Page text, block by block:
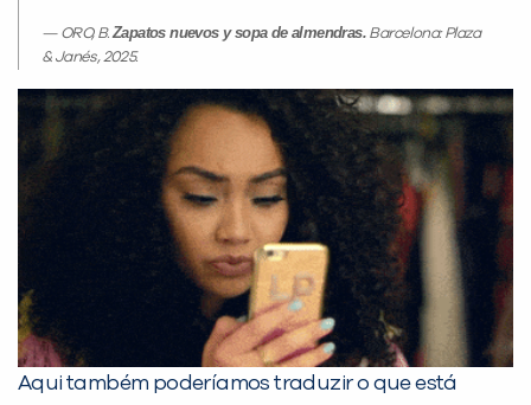
ORO, B.Zapatos nuevos y sopa de almendras. Barcelona: Plaza
& Janés, 2025.
Aqui também poderíamos traduzir o que está